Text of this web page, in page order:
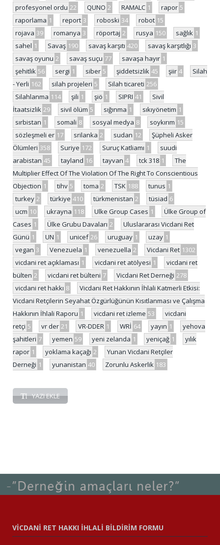
profesyonel ordu 22 QUNO 2 RAMALC 1 rapor 5
raporlama 1 report 3 roboski 34 robot 15
rojava 39 romanya 3 röportaj 2 rusya 150 sağlık 1
sahel 1 Savaş 190 savaş karşıtı 420 savaş karşıtlığı 3
savaş oyunu 2 savaş suçu 77 savaşa hayır 1
şehitlik 56 sergi 1 siber 5 şiddetsizlik 45 şiir 4
Silah
- Yerli 162 silah projeleri 5 Silah ticareti 256
Silahlanma 114 şili 1 şiö 1 SIPRI 41
Sivil
İtaatsizlik 29 sivil ölüm 5 sığınma 1 sıkıyönetim 1
sırbistan 1 somali 8 sosyal medya 8 soykırım 15
sözleşmeli er 17 srilanka 2 sudan 12
Şüpheli Asker
Ölümleri 358 Suriye 172 Suruç Katliamı 1
suudi
arabistan 45 tayland 16 tayvan 4 tck 318 1
The
Multiplier Effect Of The Violation Of The Right To Conscientious
Objection 1 tihv 5 toma 2 TSK 188 tunus 1
turkey 2 türkiye 410 türkmenistan 2 tüsiad 6
ucm 10 ukrayna 118 Ulke Group Cases 1
Ülke Group of
Cases 1 Ülke Grubu Davaları 2
Uluslararası Vicdani Ret
Günü 1 UN 1 unicef 26 uruguay 1 uzay 1
vegan 3 Venezuela 1 venezuella 2 Vicdani Ret 1302
vicdani ret açıklaması 1 vicdani ret atölyesi 1
vicdani ret
bülten 2 vicdani ret bülteni 7 Vicdani Ret Derneği 278
vicdani ret hakkı 8
Vicdani Ret Hakkının İhlali Katmerli Etkisi:
Vicdani Retçilerin Seyahat Özgürlüğünün Kısıtlanması ve Çalışma
Hakkının İhlali Raporu 1 vicdani ret izleme 53
vicdani
retçi 5 vr der 21 VR-DDER 1 WRİ 64 yayın 1
yehova
şahitleri 7 yemen 59 yeni zelanda 1 yeniçağ 1
yılık
rapor 1 yoklama kaçağı 2
Yunan Vicdani Retçiler
Derneği 1 yunanistan 40 Zorunlu Askerlik 183
YAZI EKLE
VİCDANİ RET HAKKI İHLALİ BİLDİRİM FORMU